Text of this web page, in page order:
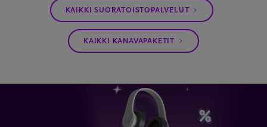
KAIKKI SUORATOISTOPALVELUT
KAIKKI KANAVAPAKETIT